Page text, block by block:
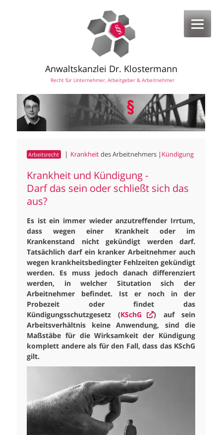
Anwaltskanzlei Dr. Klostermann
Recht für Unternehmer, Arbeitgeber & Arbeitnehmer
Arbeitsrecht | Krankheitdes Arbeitnehmers | Kündigung
Krankheit und Kündigung -
Darf das sein oder schließt sich das
aus?
Es ist ein immer wieder anzutreffender Irrtum,
dass wegen einer Krankheit oder im
Krankenstand nicht gekündigt werden darf.
Tatsächlich darf ein kranker Arbeitnehmer auch
wegen krankheitsbedingter Fehlzeiten gekündigt
werden. Es muss jedoch danach differenziert
werden, in welcher Situtation sich der
Arbeitnehmer befindet. Ist er noch in der
Probezeit oder findet das
Kündigungsschutzgesetz (KSchG
) auf sein
Arbeitsverhältnis keine Anwendung, sind die
Maßstäbe für die Wirksamkeit der Kündigung
komplett andere als für den Fall, dass das KSchG
gilt.